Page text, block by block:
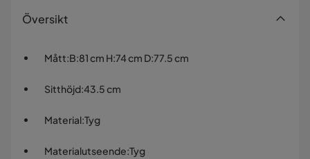
Översikt
Mått:B:81 cm H:74 cm D:77.5 cm
Sitthöjd:43.5 cm
Material:Tyg
Materialutseende:Tyg